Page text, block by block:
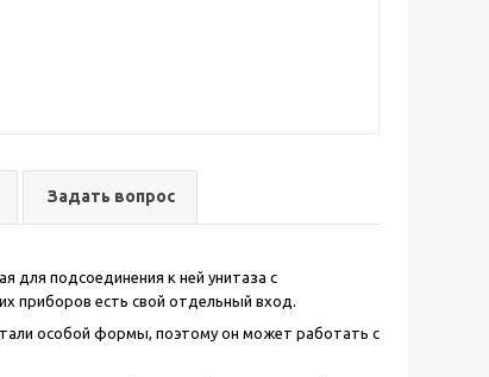
Задать вопрос
для подсоединения к ней унитаза с
приборов есть свой отдельный вход.
особой формы, поэтому он может работать с